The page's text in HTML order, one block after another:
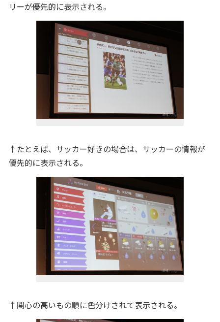
リーが優先的に表示される。
↑たとえば、サッカー好きの場合は、サッカーの情報が
優先的に表示される。
↑関心の高いもの順に色分けされて表示される。